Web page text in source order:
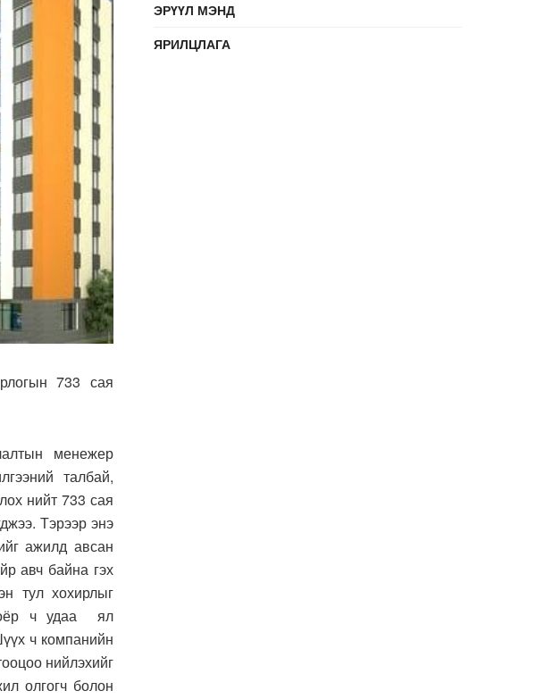
733 сая
менежер
талбай,
нийт 733 сая
Тэрээр энэ
ажилд авсан
авч байна гэх
тул хохирлыг
ч удаа ял
ч компанийн
нийлэхийг
олгогч болон
ЭРҮҮЛ МЭНД
ЯРИЛЦЛАГА